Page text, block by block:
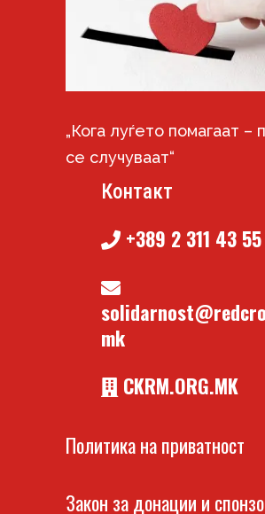
„Кога луѓето помагаат –
се случуваат“
Контакт
+389 2 311 43 55
mk
CKRM.ORG.MK
Политика на приватност
Закон за донации и